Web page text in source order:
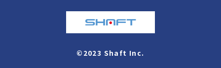
©2023 Shaft Inc.